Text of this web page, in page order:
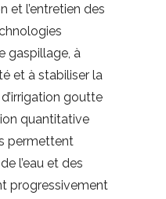
et l’entretien des
gaspillage, à
et à stabiliser la
goutte
quantitative
permettent
l’eau et des
progressivement